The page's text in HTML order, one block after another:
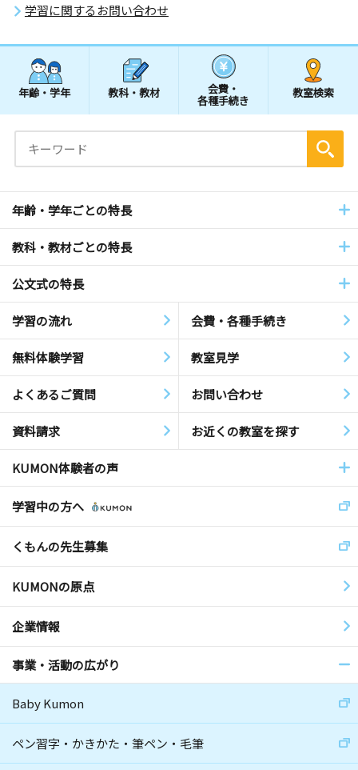
学習に関するお問い合わせ
年齢・学年 教科・教材 会費・
各種手続き
教室検索
年齢・学年ごとの特長
教科・教材ごとの特長
公文式の特長
学習の流れ 会費・各種手続き
無料体験学習 教室見学
よくあるご質問 お問い合わせ
資料請求 お近くの教室を探す
KUMON体験者の声
学習中の方へ
くもんの先生募集
KUMONの原点
企業情報
事業・活動の広がり
Baby Kumon
ペン習字・かきかた・筆ペン・毛筆